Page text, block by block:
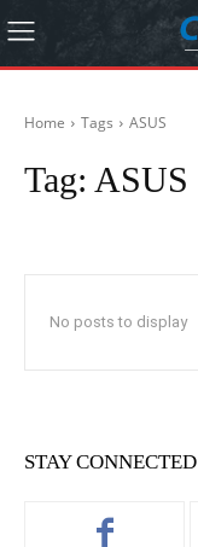
Home Tags ASUS
Tag: ASUS
No posts to display
STAY CONNECTED